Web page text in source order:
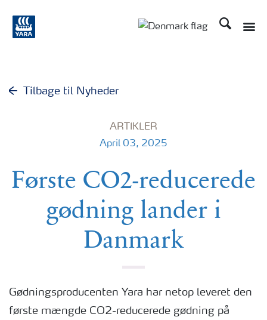
Søg
Tilbage til Nyheder
ARTIKLER
April 03, 2025
Første CO2-reducerede
gødning lander i
Danmark
Gødningsproducenten Yara har netop leveret den
første mængde CO2-reducerede gødning på